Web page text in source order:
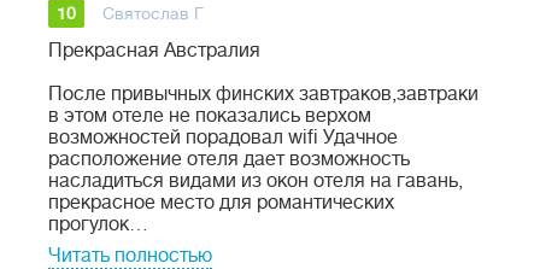
10 Святослав Г
Прекрасная Австралия
После привычных финских завтраков,завтраки
в этом отеле не показались верхом
возможностей порадовал wifi Удачное
расположение отеля дает возможность
насладиться видами из окон отеля на гавань,
прекрасное место для романтических
прогулок…
Читать полностью